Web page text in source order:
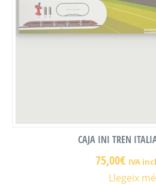
CAJA INI TREN
75,00€ IVA
Llegeix